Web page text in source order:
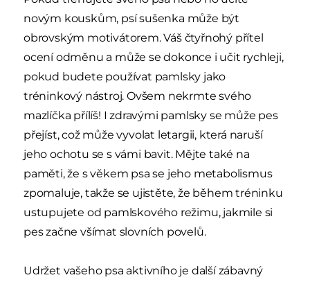
novým kouskům, psí sušenka může být
obrovským motivátorem. Váš čtyřnohý přítel
ocení odměnu a může se dokonce i učit rychleji,
pokud budete používat pamlsky jako
tréninkový nástroj. Ovšem nekrmte svého
mazlíčka přílíš! I zdravými pamlsky se může pes
přejíst, což může vyvolat letargii, která naruší
jeho ochotu se s vámi bavit. Mějte také na
paměti, že s věkem psa se jeho metabolismus
zpomaluje, takže se ujistěte, že během tréninku
ustupujete od pamlskového režimu, jakmile si
pes začne všímat slovních povelů.
Udržet vašeho psa aktivního je další zábavný